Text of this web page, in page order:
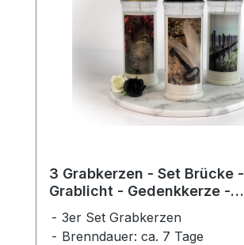
3 Grabkerzen - Set Brücke -
Grablicht - Gedenkkerze -
3er Set Grabkerzen
Brenndauer: ca. 7 Tage